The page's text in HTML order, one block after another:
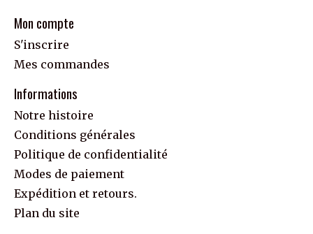
Mon compte
S'inscrire
Mes commandes
Informations
Notre histoire
Conditions générales
Politique de confidentialité
Modes de paiement
Expédition et retours.
Plan du site